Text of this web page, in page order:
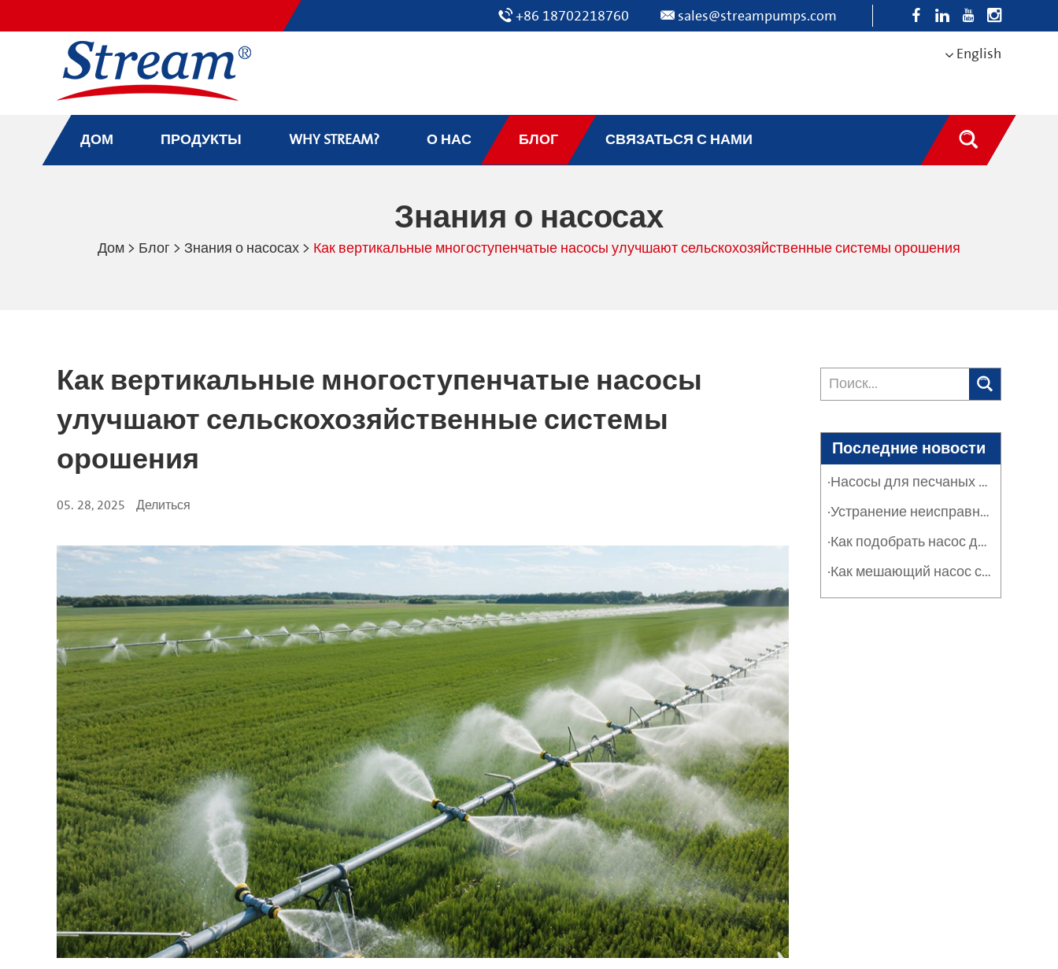
+86 18702218760 sales@streampumps.com
English
ДОМ ПРОДУКТЫ WHY STREAM? О НАС БЛОГ СВЯЗАТЬСЯ С НАМИ
Знания о насосах
Дом > Блог > Знания о насосах > Как вертикальные многоступенчатые насосы улучшают сельскохозяйственные системы орошения
Как вертикальные многоступенчатые насосы
улучшают сельскохозяйственные системы
орошения
05. 28, 2025 Делиться
Последние новости
·Насосы для песчаных фильтров в промышленности и сельском хозяйстве: защита систем
·Устранение неисправностей насосов песчаных фильтров: руководство по обслуживанию
·Как подобрать насос для песчаного фильтра: расход, оборот и эффективность
·Как мешающий насос серии SPT решает проблему засорения тяжелыми отложениями и суспензиями